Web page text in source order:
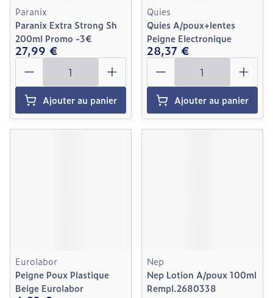
Paranix
Paranix Extra Strong Sh
200ml Promo -3€
27,99 €
Quantité
Ajouter au panier
Quies
Quies A/poux+lentes
Peigne Electronique
28,37 €
Quantité
Ajouter au panier
Eurolabor
Peigne Poux Plastique
Beige Eurolabor
Nep
Nep Lotion A/poux 100ml
Rempl.2680338